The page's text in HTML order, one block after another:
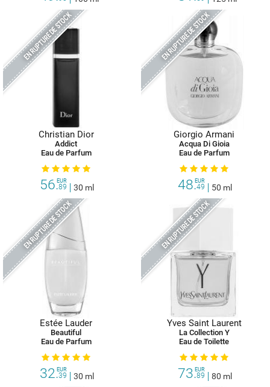
EN RUPTURE DE STOCK
Christian Dior
Addict
Eau de Parfum
56.89
EUR
30 ml
EN RUPTURE DE STOCK
Giorgio Armani
Acqua Di Gioia
Eau de Parfum
48.49
EUR
50 ml
EN RUPTURE DE STOCK
Estée Lauder
Beautiful
Eau de Parfum
32.39
EUR
30 ml
EN RUPTURE DE STOCK
Yves Saint Laurent
La Collection Y
Eau de Toilette
73.89
EUR
80 ml